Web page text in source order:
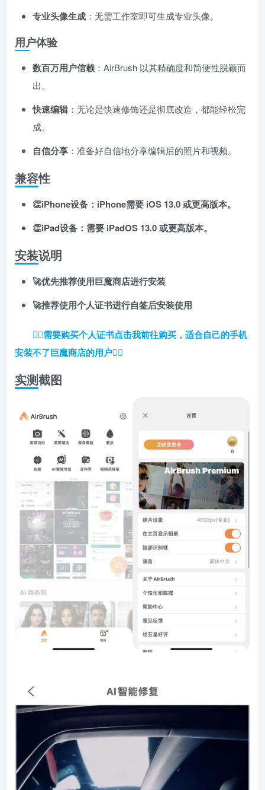
专业头像生成 ：无需工作室即可生成专业头像。
用户体验
数百万用户信赖 ：AirBrush 以其精确度和简便性脱颖而
出。
快速编辑：无论是快速修饰还是彻底改造，都能轻松完
成。
自信分享 ：准备好自信地分享编辑后的照片和视频。
兼容性
👏iPhone设备：iPhone需要 iOS 13.0 或更高版本。
👏iPad设备：需要 iPadOS 13.0 或更高版本。
安装说明
🚀优先推荐使用巨魔商店进行安装
🚀推荐使用个人证书进行自签后安装使用
👉🏼需要购买个人证书点击我前往购买，适合自己的手机
安装不了巨魔商店的用户👈🏼
实测截图